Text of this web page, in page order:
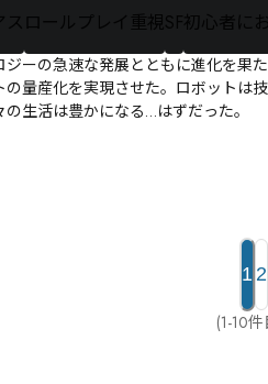
ス ロールプレイ重視SF初心者に
ーの急速な発展とともに進化を果
量産化を実現させた。ロボットは
生活は豊かになる…はずだった。
1 2
(1-10